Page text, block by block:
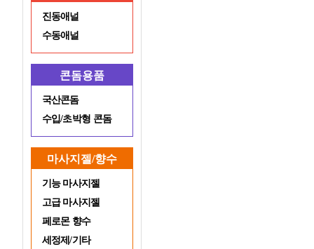
진동애널
수동애널
콘돔용품
국산콘돔
수입/초박형 콘돔
마사지젤/향수
기능 마사지젤
고급 마사지젤
페로몬 향수
세정제/기타